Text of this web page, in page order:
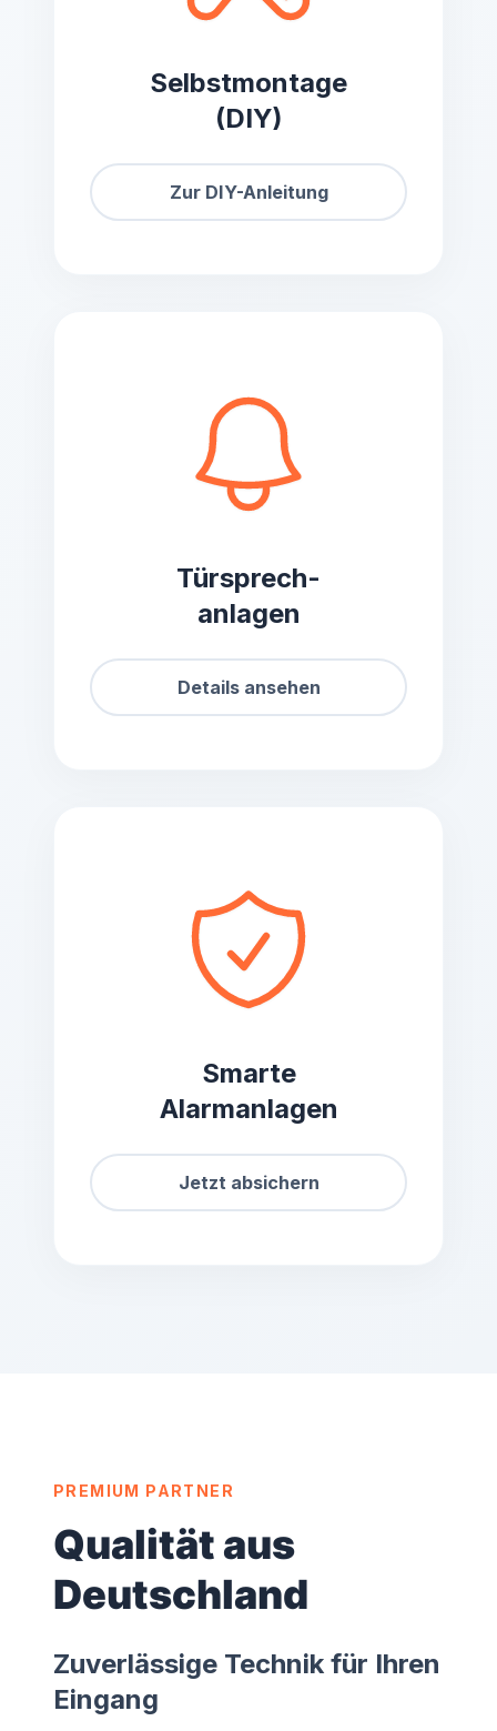
Selbstmontage
(DIY)
Zur DIY-Anleitung
Türsprech-
anlagen
Details ansehen
Smarte
Alarmanlagen
Jetzt absichern
PREMIUM PARTNER
Qualität aus
Deutschland
Zuverlässige Technik für Ihren
Eingang